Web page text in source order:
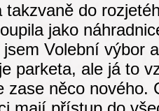
takzvaně do
jako
jsem Volební výbor
parketa, ale já to
zase něco nového.